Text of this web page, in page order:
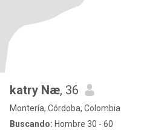
katry Næ, 36
Montería, Córdoba, Colombia
Buscando: Hombre 30 - 60